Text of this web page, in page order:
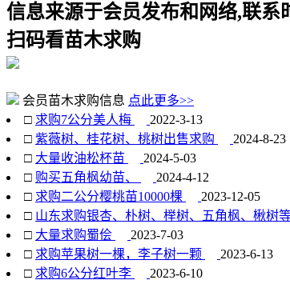
信息来源于会员发布和网络,联系
扫码看苗木求购
会员苗木求购信息 点此更多>>
□ 求购7公分美人梅
2022-3-13
□ 紫薇树、桂花树、桃树出售求购
2024-8-23
□ 大量收油松杯苗
2024-5-03
□ 购买五角枫幼苗、
2024-4-12
□ 求购二公分樱桃苗10000棵
2023-12-05
□ 山东求购银杏、朴树、榉树、五角枫、楸树
□ 大量求购蜀侩
2023-7-03
□ 求购苹果树一棵，李子树一颗
2023-6-13
□ 求购6公分红叶李
2023-6-10